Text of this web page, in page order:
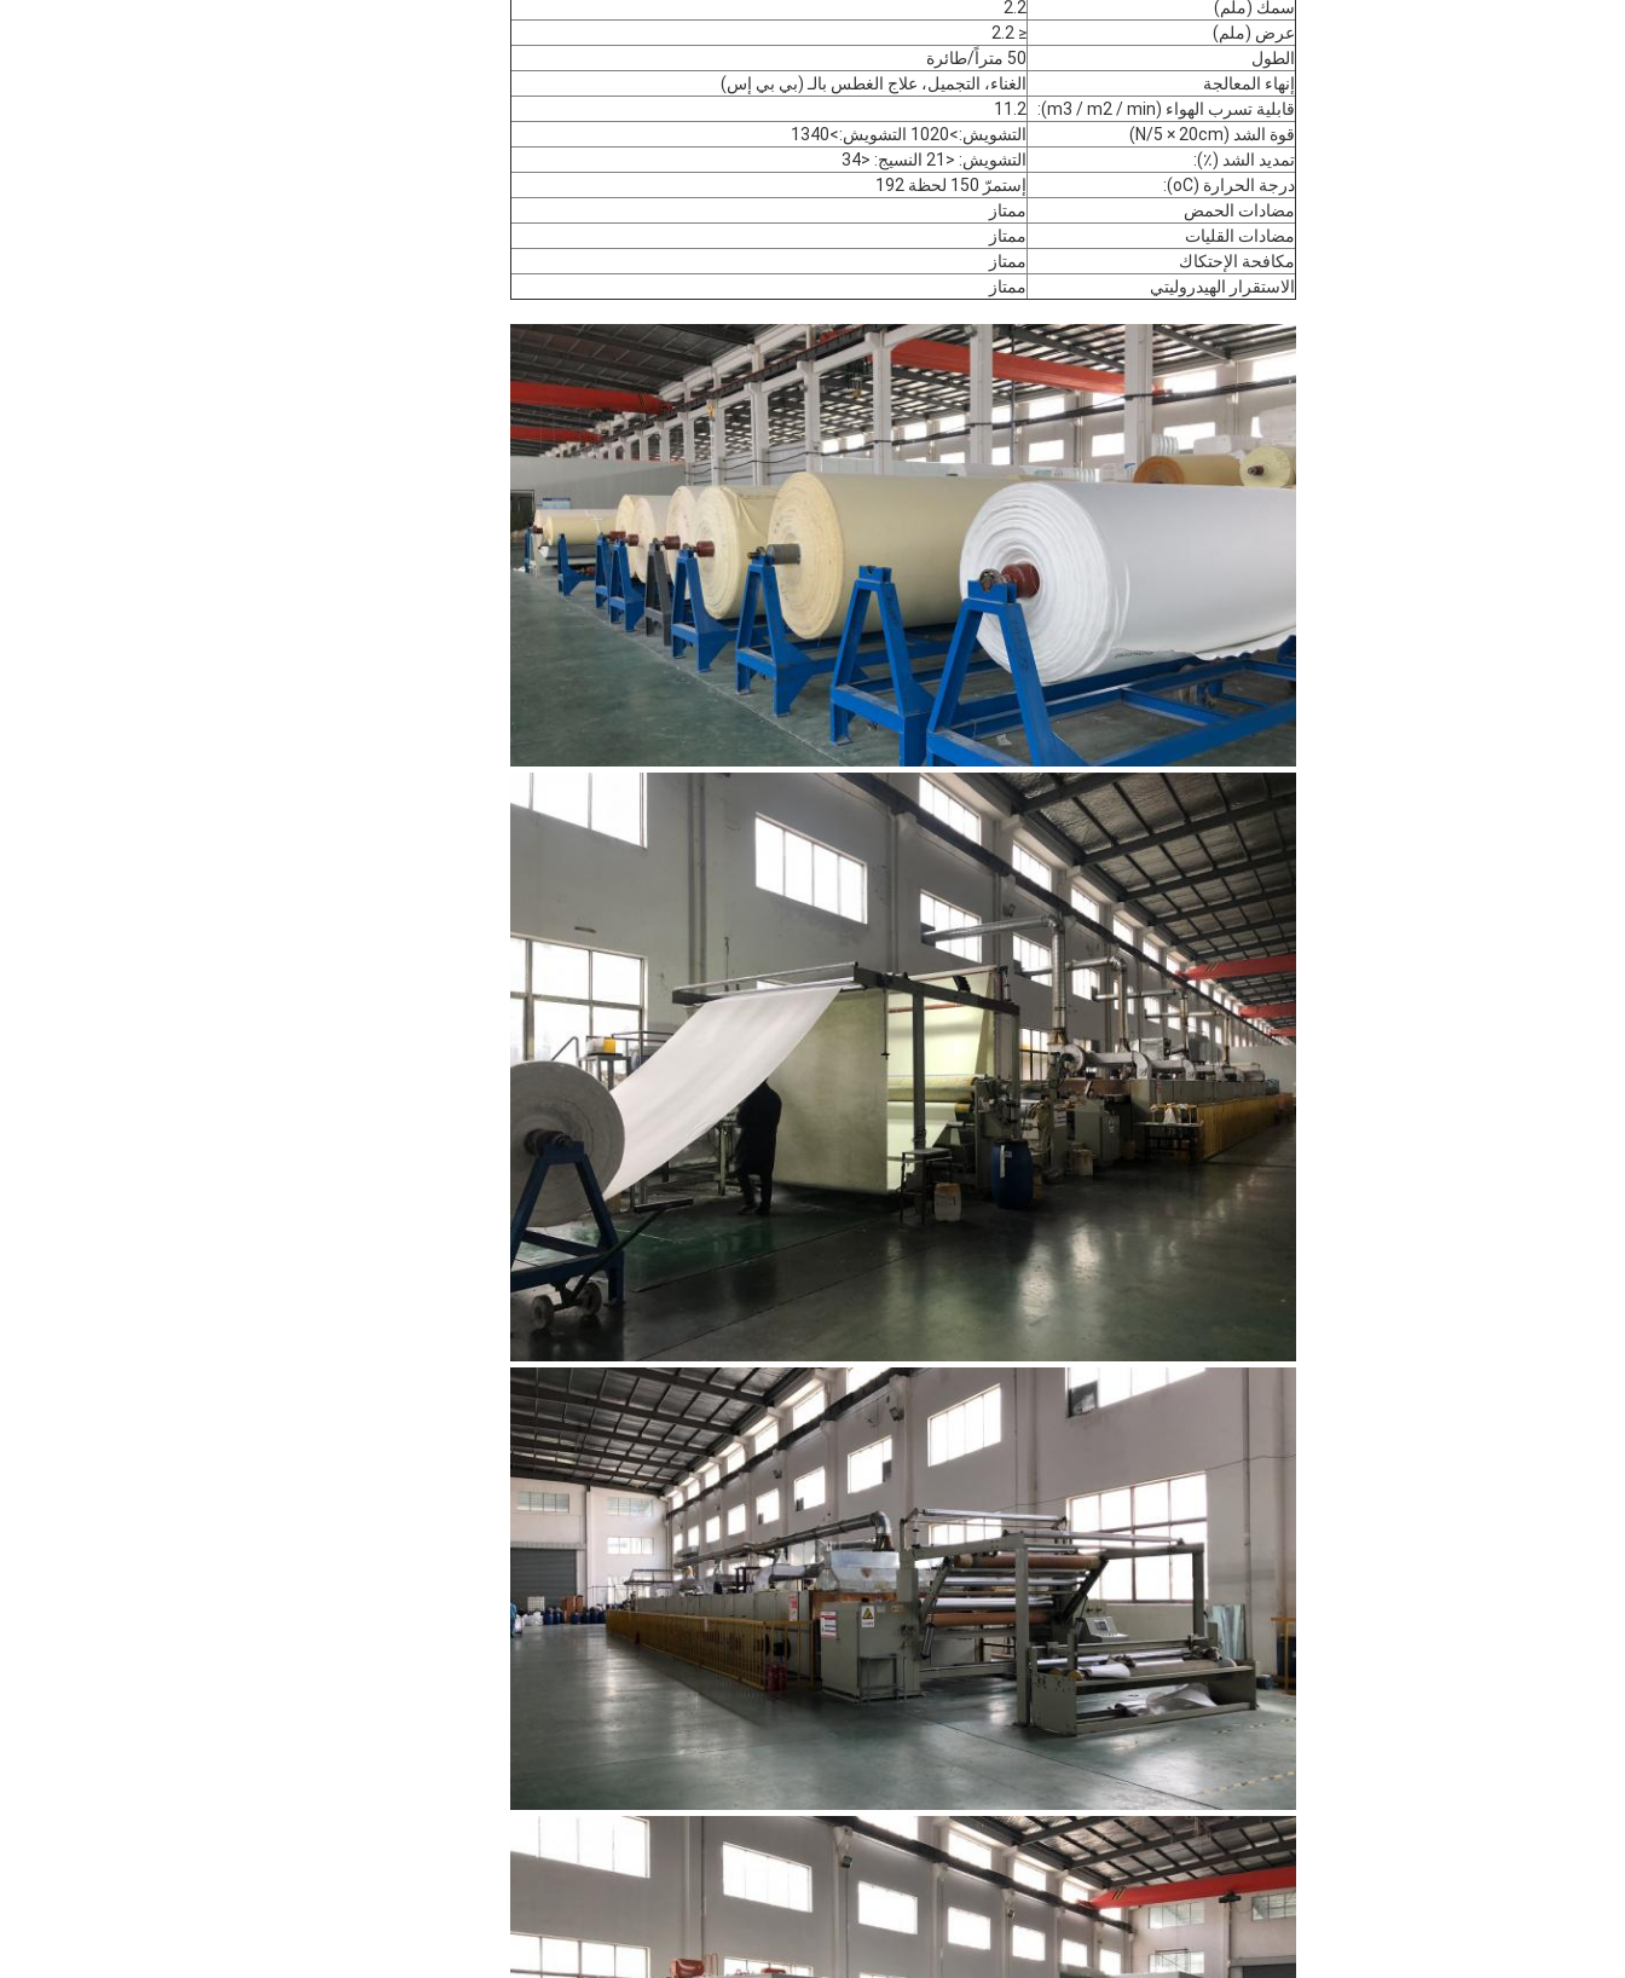
سمك (ملم)
2.2
عرض (ملم)
≤ 2.2
الطول
50 متراً/طائرة
إنهاء المعالجة
الغناء، التجميل، علاج الغطس بالـ (بي بي إس)
قابلية تسرب الهواء (m3 / m2 / min):
11.2
قوة الشد (N/5 × 20cm)
التشويش:>1020 التشويش:>1340
تمديد الشد (٪):
التشويش: <21 النسيج: <34
درجة الحرارة (oC):
إستمرّ 150 لحظة 192
مضادات الحمض
ممتاز
مضادات القليات
ممتاز
مكافحة الإحتكاك
ممتاز
الاستقرار الهيدروليتي
ممتاز